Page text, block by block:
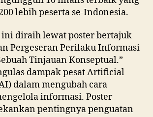
lebih peserta se-Indonesia.
diraih lewat poster bertajuk
Pergeseran Perilaku Informasi
Tinjauan Konseptual.”
dampak pesat Artificial
dalam mengubah cara
informasi. Poster
pentingnya penguatan